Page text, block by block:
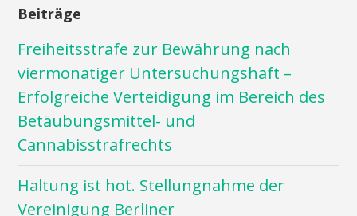
Beiträge
Freiheitsstrafe zur Bewährung nach
viermonatiger Untersuchungshaft –
Erfolgreiche Verteidigung im Bereich des
Betäubungsmittel- und
Cannabisstrafrechts
Haltung ist hot. Stellungnahme der
Vereinigung Berliner